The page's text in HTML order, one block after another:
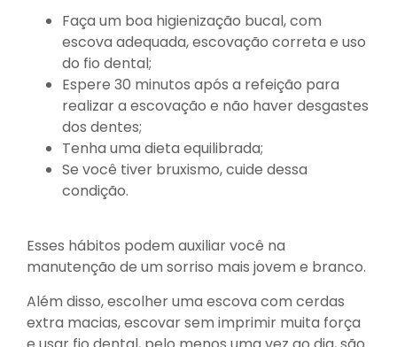
Faça um boa higienização bucal, com
escova adequada, escovação correta e uso
do fio dental;
Espere 30 minutos após a refeição para
realizar a escovação e não haver desgastes
dos dentes;
Tenha uma dieta equilibrada;
Se você tiver bruxismo, cuide dessa
condição.
Esses hábitos podem auxiliar você na
manutenção de um sorriso mais jovem e branco.
Além disso, escolher uma escova com cerdas
extra macias, escovar sem imprimir muita força